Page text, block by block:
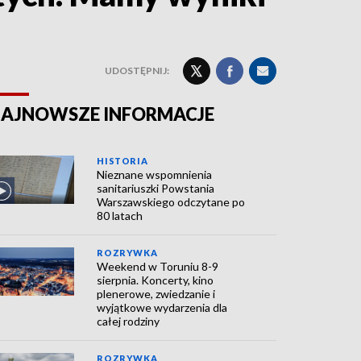
UDOSTĘPNIJ:
INFORMACJE
HISTORIA
Nieznane wspomnienia
sanitariuszki Powstania
Warszawskiego odczytane po
80 latach
ROZRYWKA
Weekend w Toruniu 8-9
sierpnia. Koncerty, kino
plenerowe, zwiedzanie i
wyjątkowe wydarzenia dla
całej rodziny
ROZRYWKA